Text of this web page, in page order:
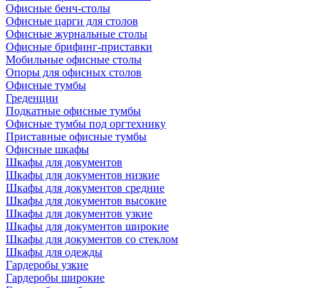
Офисные бенч-столы
Офисные царги для столов
Офисные журнальные столы
Офисные брифинг-приставки
Мобильные офисные столы
Опоры для офисных столов
Офисные тумбы
Греденции
Подкатные офисные тумбы
Офисные тумбы под оргтехнику
Приставные офисные тумбы
Офисные шкафы
Шкафы для документов
Шкафы для документов низкие
Шкафы для документов средние
Шкафы для документов высокие
Шкафы для документов узкие
Шкафы для документов широкие
Шкафы для документов со стеклом
Шкафы для одежды
Гардеробы узкие
Гардеробы широкие